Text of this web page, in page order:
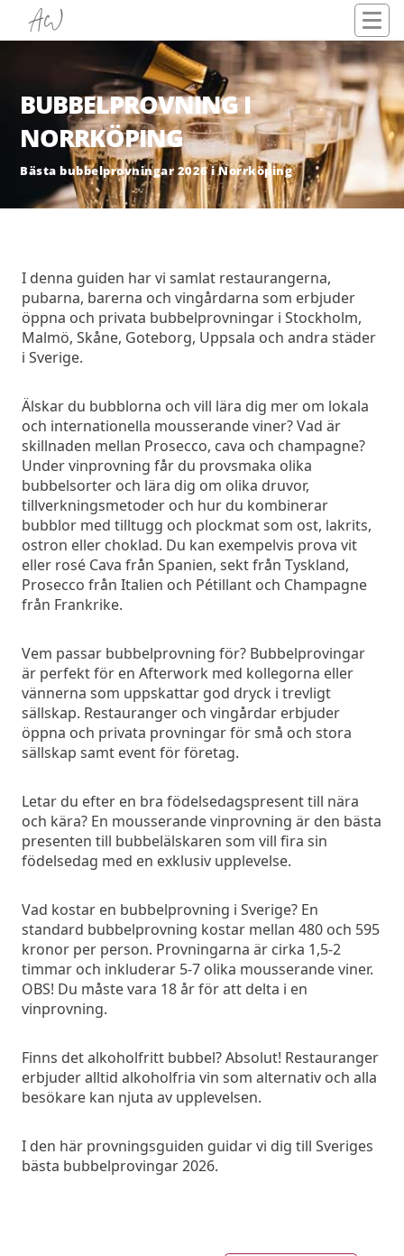
BUBBELPROVNING I
NORRKÖPING
Bästa bubbelprovningar 2026 i Norrköping
I denna guiden har vi samlat restaurangerna,
pubarna, barerna och vingårdarna som erbjuder
öppna och privata bubbelprovningar i Stockholm,
Malmö, Skåne, Goteborg, Uppsala och andra städer
i Sverige.
Älskar du bubblorna och vill lära dig mer om lokala
och internationella mousserande viner? Vad är
skillnaden mellan Prosecco, cava och champagne?
Under vinprovning får du provsmaka olika
bubbelsorter och lära dig om olika druvor,
tillverkningsmetoder och hur du kombinerar
bubblor med tilltugg och plockmat som ost, lakrits,
ostron eller choklad. Du kan exempelvis prova vit
eller rosé Cava från Spanien, sekt från Tyskland,
Prosecco från Italien och Pétillant och Champagne
från Frankrike.
Vem passar bubbelprovning för? Bubbelprovingar
är perfekt för en Afterwork med kollegorna eller
vännerna som uppskattar god dryck i trevligt
sällskap. Restauranger och vingårdar erbjuder
öppna och privata provningar för små och stora
sällskap samt event för företag.
Letar du efter en bra födelsedagspresent till nära
och kära? En mousserande vinprovning är den bästa
presenten till bubbelälskaren som vill fira sin
födelsedag med en exklusiv upplevelse.
Vad kostar en bubbelprovning i Sverige? En
standard bubbelprovning kostar mellan 480 och 595
kronor per person. Provningarna är cirka 1,5-2
timmar och inkluderar 5-7 olika mousserande viner.
OBS! Du måste vara 18 år för att delta i en
vinprovning.
Finns det alkoholfritt bubbel? Absolut! Restauranger
erbjuder alltid alkoholfria vin som alternativ och alla
besökare kan njuta av upplevelsen.
I den här provningsguiden guidar vi dig till Sveriges
bästa bubbelprovingar 2026.